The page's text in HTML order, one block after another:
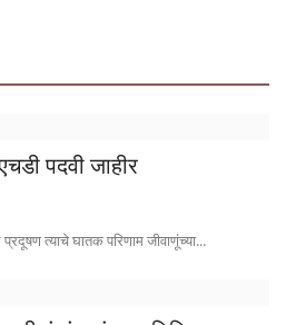
पदवी जाहीर
प्रदूषण त्याचे घातक परिणाम जीवाणूंच्या...